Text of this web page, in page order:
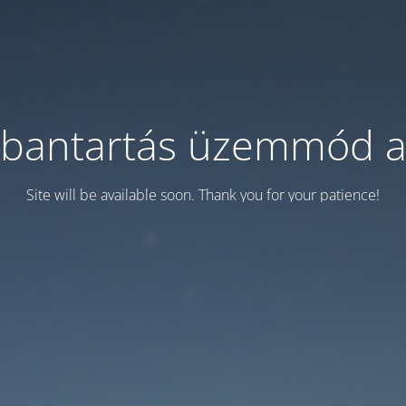
üzemmód
Site will be available soon. Thank you for your patience!